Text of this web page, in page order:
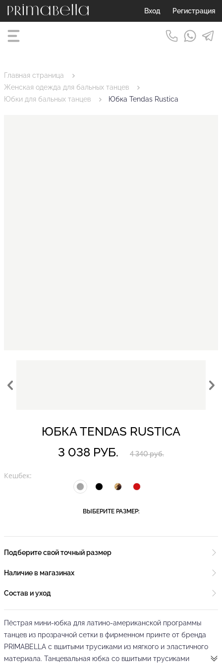
Вход Регистрация
Главная страница
Женская одежда для бальных танцев
Юбки для бальных танцев
Юбка Tendas Rustica
ЮБКА TENDAS RUSTICA
3 038 РУБ.
4 340 руб.
Кешбек:
ВЫБЕРИТЕ РАЗМЕР:
Подберите свой точный размер
Наличие в магазинах
Состав и уход
Пёстрая мини-юбка для латино-американской программы
танцев из прозрачной сетки в фирменном принте от бренда
PRIMABELLA с вшитыми трусиками из мягкого и эластичного
материала. Танцевальная юбка со вшитыми трусиками